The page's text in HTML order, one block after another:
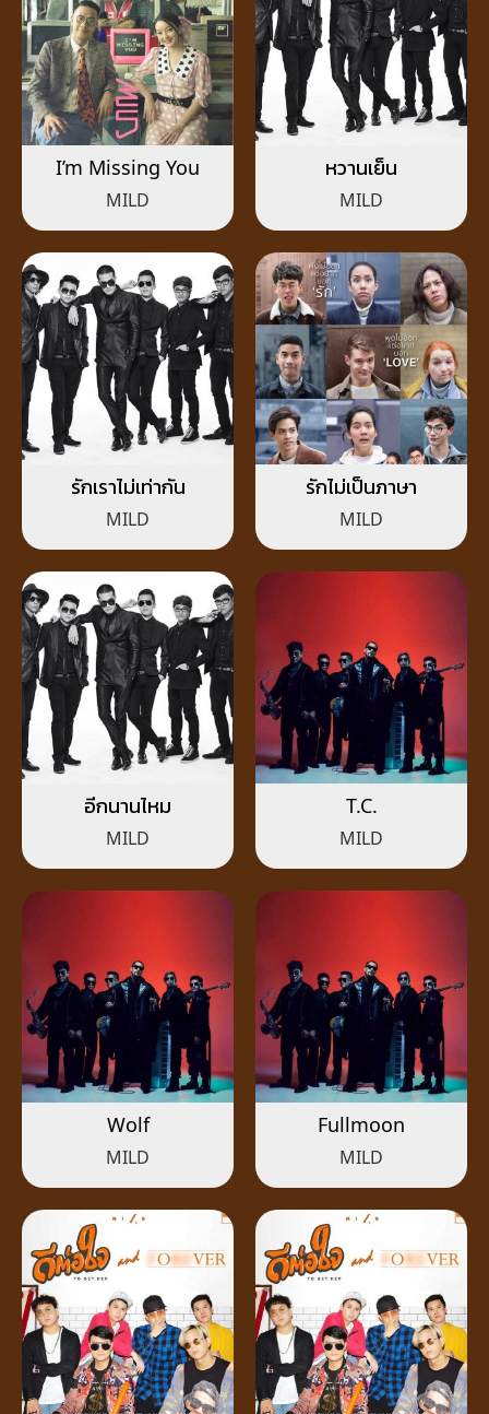
I’m Missing You
MILD
หวานเย็น
MILD
รักเราไม่เท่ากัน
MILD
รักไม่เป็นภาษา
MILD
อีกนานไหม
MILD
T.C.
MILD
Wolf
MILD
Fullmoon
MILD